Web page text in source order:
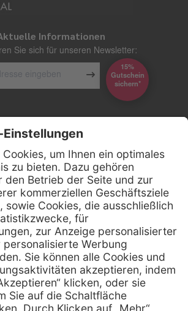
Informationen
Sie sich für unseren Newsletter:
15%
Gutschein
*sichern
Kontakt
Firmensitz
Schein Medical GmbH
Alt-Moabit 96 b
D-10559 Berlin
Telefon: 0800 - 888 777 6
Telefax: 0800 - 888 777 8
info @ henryschein-med.de
Hilfe